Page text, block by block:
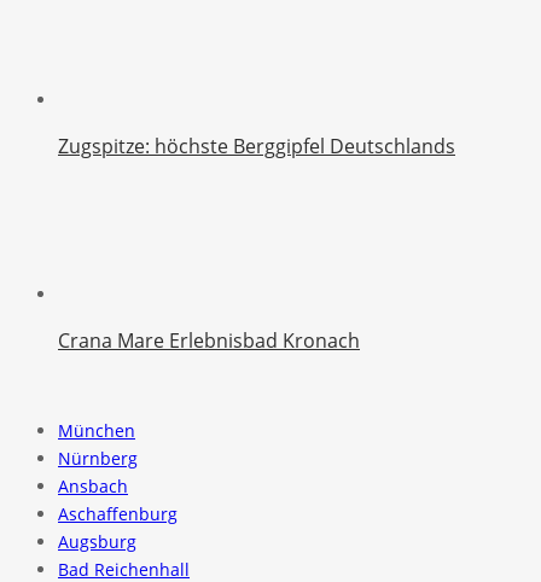
Zugspitze: höchste Berggipfel Deutschlands
Crana Mare Erlebnisbad Kronach
München
Nürnberg
Ansbach
Aschaffenburg
Augsburg
Bad Reichenhall